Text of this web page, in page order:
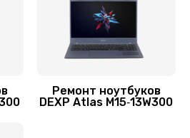
ноутбука DEXP
жёсткого диска)
Ремонт ноутбуков
DEXP Atlas M15‑13W300